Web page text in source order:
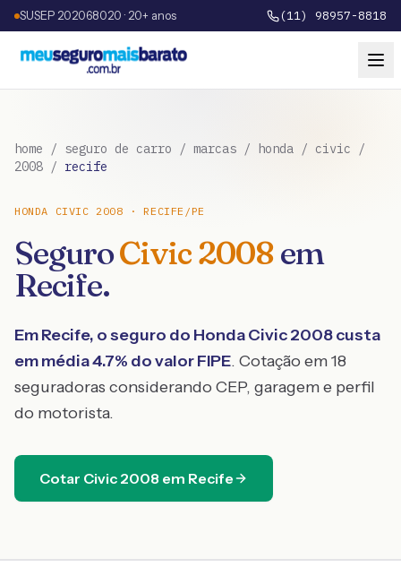
SUSEP 202068020 · 20+ anos (11) 98957-8818
home / seguro de carro / marcas / honda / civic /
2008 / recife
HONDA CIVIC 2008 ·RECIFE /PE
SeguroCivic2008em
Recife.
EmRecife, o seguro do HondaCivic2008custa
em média4.7% do valor FIPE. Cotação em 18
seguradoras considerando CEP, garagem e perfil
do motorista.
Cotar Civic 2008 em Recife